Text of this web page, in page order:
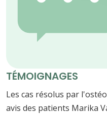
TÉMOIGNAGES
Les cas résolus par
avis des patients Marika